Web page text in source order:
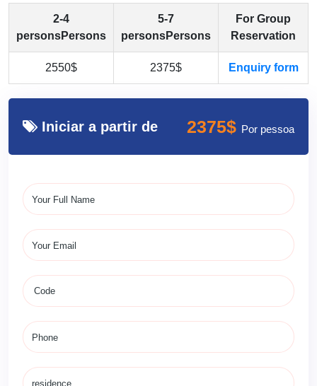
2-4
personsPersons
5-7
personsPersons
For Group
Reservation
2550$ 2375$ Enquiry form
Iniciar a partir de 2375$ Por pessoa